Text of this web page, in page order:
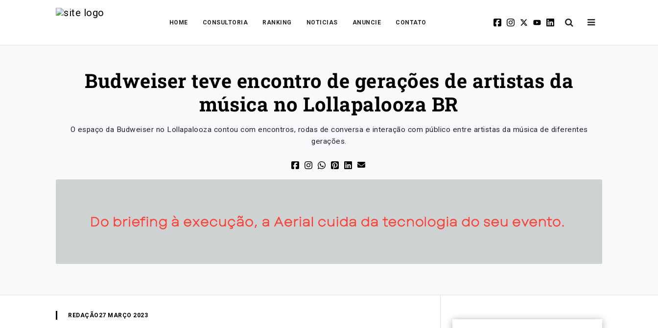
HOME CONSULTORIA RANKING NOTICIAS ANUNCIE CONTATO
Budweiser teve encontro de gerações de artistas da
música no Lollapalooza BR
O espaço da Budweiser no Lollapalooza contou com encontros, rodas de conversa e interação com público entre artistas da música de diferentes
gerações.
REDAÇÃO 27 MARÇO 2023